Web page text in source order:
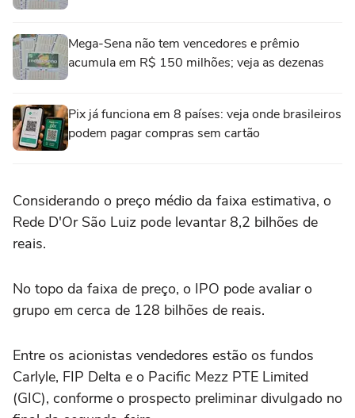
Mega-Sena não tem vencedores e prêmio
acumula em R$ 150 milhões; veja as dezenas
Pix já funciona em 8 países: veja onde brasileiros
podem pagar compras sem cartão
Considerando o preço médio da faixa estimativa, o
Rede D'Or São Luiz pode levantar 8,2 bilhões de
reais.
No topo da faixa de preço, o IPO pode avaliar o
grupo em cerca de 128 bilhões de reais.
Entre os acionistas vendedores estão os fundos
Carlyle, FIP Delta e o Pacific Mezz PTE Limited
(GIC), conforme o prospecto preliminar divulgado no